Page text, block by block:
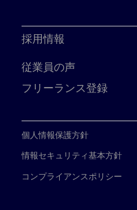
採用情報
従業員の声
フリーランス登録
個人情報保護方針
情報セキュリティ基本方針
コンプライアンスポリシー